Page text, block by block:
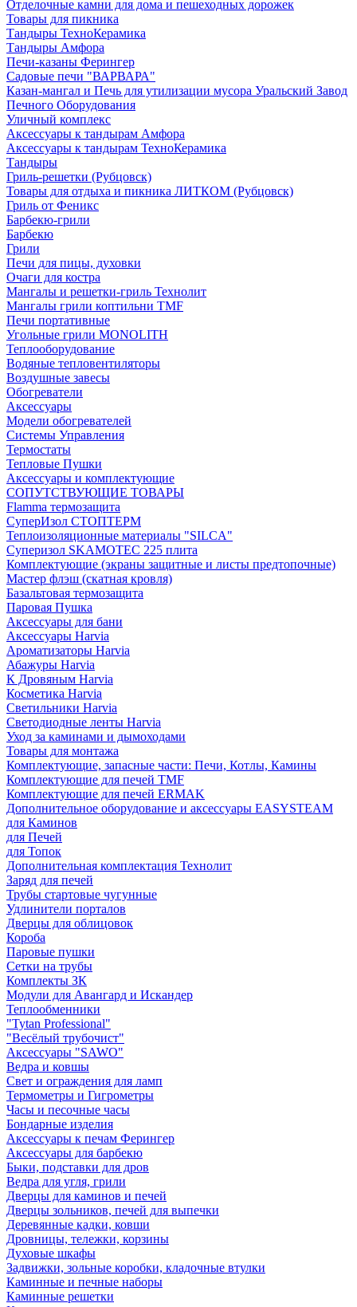
Отделочные камни для дома и пешеходных дорожек
Товары для пикника
Тандыры ТехноКерамика
Тандыры Амфора
Печи-казаны Ферингер
Садовые печи "ВАРВАРА"
Казан-мангал и Печь для утилизации мусора Уральский Завод
Печного Оборудования
Уличный комплекс
Аксессуары к тандырам Амфора
Аксессуары к тандырам ТехноКерамика
Тандыры
Гриль-решетки (Рубцовск)
Товары для отдыха и пикника ЛИТКОМ (Рубцовск)
Гриль от Феникс
Барбекю-грили
Барбекю
Грили
Печи для пицы, духовки
Очаги для костра
Мангалы и решетки-гриль Технолит
Мангалы грили коптильни TMF
Печи портативные
Угольные грили MONOLITH
Теплооборудование
Водяные тепловентиляторы
Воздушные завесы
Обогреватели
Аксессуары
Модели обогревателей
Системы Управления
Термостаты
Тепловые Пушки
Аксессуары и комплектующие
СОПУТСТВУЮЩИЕ ТОВАРЫ
Flamma термозащита
СуперИзол СТОПТЕРМ
Теплоизоляционные материалы "SILCA"
Суперизол SKAMOTEC 225 плита
Комплектующие (экраны защитные и листы предтопочные)
Мастер флэш (скатная кровля)
Базальтовая термозащита
Паровая Пушка
Аксессуары для бани
Аксессуары Harvia
Ароматизаторы Harvia
Абажуры Harvia
К Дровяным Harvia
Косметика Harvia
Светильники Harvia
Светодиодные ленты Harvia
Уход за каминами и дымоходами
Товары для монтажа
Комплектующие, запасные части: Печи, Котлы, Камины
Комплектующие для печей TMF
Комплектующие для печей ERMAK
Дополнительное оборудование и аксессуары EASYSTEAM
для Каминов
для Печей
для Топок
Дополнительная комплектация Технолит
Заряд для печей
Трубы стартовые чугунные
Удлинители порталов
Дверцы для облицовок
Короба
Паровые пушки
Сетки на трубы
Комплекты ЗК
Модули для Авангард и Искандер
Теплообменники
"Tytan Professional"
"Весёлый трубочист"
Аксессуары "SAWO"
Ведра и ковшы
Свет и ограждения для ламп
Термометры и Гигрометры
Часы и песочные часы
Бондарные изделия
Аксессуары к печам Ферингер
Аксессуары для барбекю
Быки, подставки для дров
Ведра для угля, грили
Дверцы для каминов и печей
Дверцы зольников, печей для выпечки
Деревянные кадки, ковши
Дровницы, тележки, корзины
Духовые шкафы
Задвижки, зольные коробки, кладочные втулки
Каминные и печные наборы
Каминные решетки